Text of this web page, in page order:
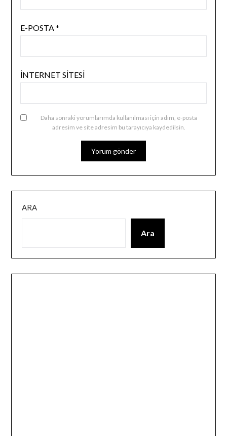
E-POSTA*
İNTERNET SITESI
Daha sonraki yorumlarımda kullanılması için adım, e-posta
adresim ve site adresim bu tarayıcıya kaydedilsin.
ARA
Ara